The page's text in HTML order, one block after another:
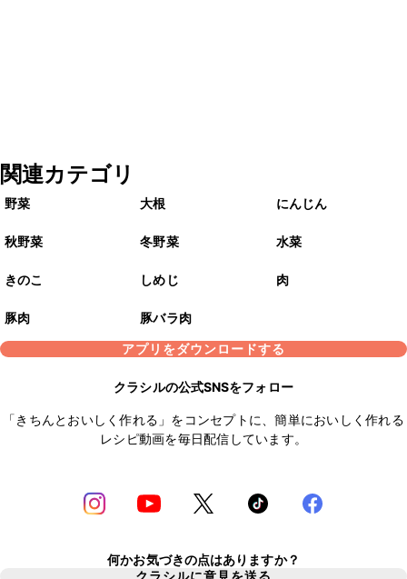
関連カテゴリ
野菜 大根 にんじん
秋野菜 冬野菜 水菜
きのこ しめじ 肉
豚肉
豚バラ肉
アプリをダウンロードする
クラシルの公式SNSをフォロー
「きちんとおいしく作れる」をコンセプトに、簡単においしく作れる
レシピ動画を毎日配信しています。
何かお気づきの点はありますか？
クラシルに意見を送る